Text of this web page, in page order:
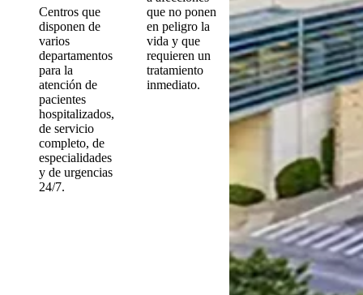
Centros que
disponen de
varios
departamentos
para la
atención de
pacientes
hospitalizados,
de servicio
completo, de
especialidades
y de urgencias
24/7.
que no ponen
en peligro la
vida y que
requieren un
tratamiento
inmediato.